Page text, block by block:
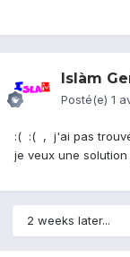
Islàm
Posté(e) 1
:( :( , j'ai pas
je veux une
2 weeks later...